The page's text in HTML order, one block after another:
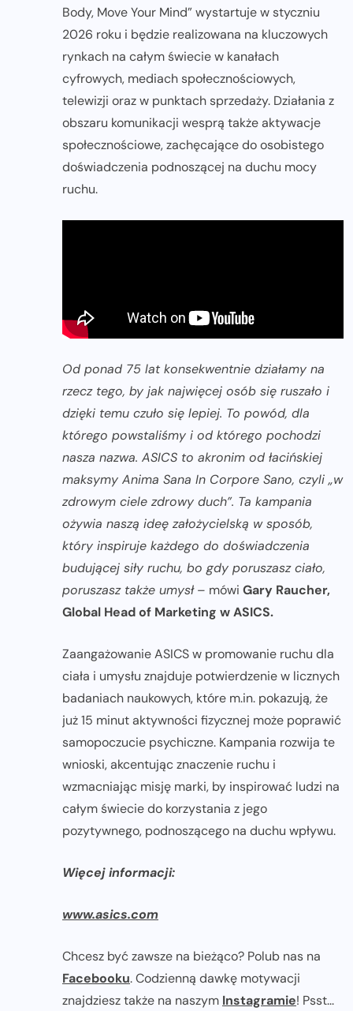
Body, Move Your Mind” wystartuje w styczniu
2026 roku i będzie realizowana na kluczowych
rynkach na całym świecie w kanałach
cyfrowych, mediach społecznościowych,
telewizji oraz w punktach sprzedaży. Działania z
obszaru komunikacji wesprą także aktywacje
społecznościowe, zachęcające do osobistego
doświadczenia podnoszącej na duchu mocy
ruchu.
Od ponad 75 lat konsekwentnie działamy na
rzecz tego, by jak najwięcej osób się ruszało i
dzięki temu czuło się lepiej. To powód, dla
którego powstaliśmy i od którego pochodzi
nasza nazwa. ASICS to akronim od łacińskiej
maksymy Anima Sana In Corpore Sano, czyli „w
zdrowym ciele zdrowy duch”. Ta kampania
ożywia naszą ideę założycielską w sposób,
który inspiruje każdego do doświadczenia
budującej siły ruchu, bo gdy poruszasz ciało,
poruszasz także umysł– mówi Gary Raucher,
Global Head of Marketing w ASICS.
Zaangażowanie ASICS w promowanie ruchu dla
ciała i umysłu znajduje potwierdzenie w licznych
badaniach naukowych, które m.in. pokazują, że
już 15 minut aktywności fizycznej może poprawić
samopoczucie psychiczne. Kampania rozwija te
wnioski, akcentując znaczenie ruchu i
wzmacniając misję marki, by inspirować ludzi na
całym świecie do korzystania z jego
pozytywnego, podnoszącego na duchu wpływu.
Więcej informacji:
www.asics.com
Chcesz być zawsze na bieżąco? Polub nas na
Facebooku. Codzienną dawkę motywacji
znajdziesz także na naszym Instagramie! Psst...